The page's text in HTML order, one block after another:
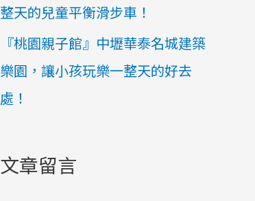
整天的兒童平衡滑步車！
『桃園親子館』中壢華泰名城建築
樂園，讓小孩玩樂一整天的好去
處！
文章留言